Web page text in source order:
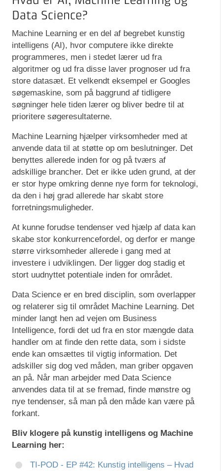
Data Science?
Machine Learning er en del af begrebet kunstig
intelligens (AI), hvor computere ikke direkte
programmeres, men i stedet lærer ud fra
algoritmer og ud fra disse laver prognoser ud fra
store datasæt. Et velkendt eksempel er Googles
søgemaskine, som på baggrund af tidligere
søgninger hele tiden lærer og bliver bedre til at
prioritere søgeresultaterne.
Machine Learning hjælper virksomheder med at
anvende data til at støtte op om beslutninger. Det
benyttes allerede inden for og på tværs af
adskillige brancher. Det er ikke uden grund, at der
er stor hype omkring denne nye form for teknologi,
da den i høj grad allerede har skabt store
forretningsmuligheder.
At kunne forudse tendenser ved hjælp af data kan
skabe stor konkurrencefordel, og derfor er mange
større virksomheder allerede i gang med at
investere i udviklingen. Der ligger dog stadig et
stort uudnyttet potentiale inden for området.
Data Science er en bred disciplin, som overlapper
og relaterer sig til området Machine Learning. Det
minder langt hen ad vejen om Business
Intelligence, fordi det ud fra en stor mængde data
handler om at finde den rette data, som i sidste
ende kan omsættes til vigtig information. Det
adskiller sig dog ved måden, man griber opgaven
an på. Når man arbejder med Data Science
anvendes data til at se fremad, finde mønstre og
nye tendenser, så man på den måde kan være på
forkant.
Bliv klogere på kunstig intelligens og Machine
Learning her:
TI-POD - EP #42: Kunstig intelligens – Hvad